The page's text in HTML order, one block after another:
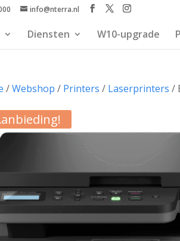
info@nterra.nl
Diensten W10-upgrade
/Webshop / Printers / Laserprinters /